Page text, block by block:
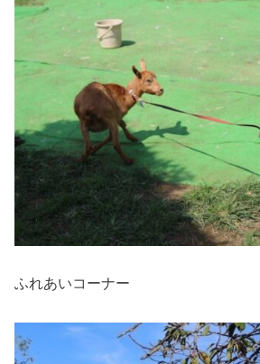
ふれあいコーナー